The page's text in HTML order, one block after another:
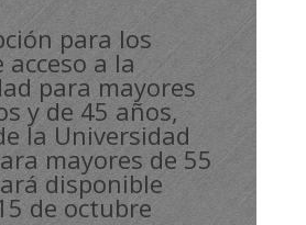
para los
acceso a la
para mayores
y de 45 años,
la Universidad
mayores de 55
disponible
de octubre